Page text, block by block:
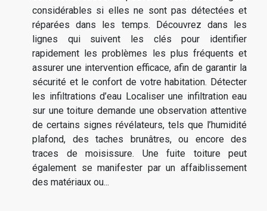
considérables si elles ne sont pas détectées et
réparées dans les temps. Découvrez dans les
lignes qui suivent les clés pour identifier
rapidement les problèmes les plus fréquents et
assurer une intervention efficace, afin de garantir la
sécurité et le confort de votre habitation. Détecter
les infiltrations d’eau Localiser une infiltration eau
sur une toiture demande une observation attentive
de certains signes révélateurs, tels que l’humidité
plafond, des taches brunâtres, ou encore des
traces de moisissure. Une fuite toiture peut
également se manifester par un affaiblissement
des matériaux ou...